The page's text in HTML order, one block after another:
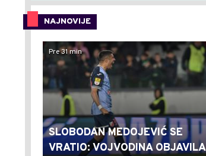
NAJNOVIJE
Pre 31 min
SLOBODAN MEDOJEVIĆ SE
VRATIO: VOJVODINA OBJAVILA